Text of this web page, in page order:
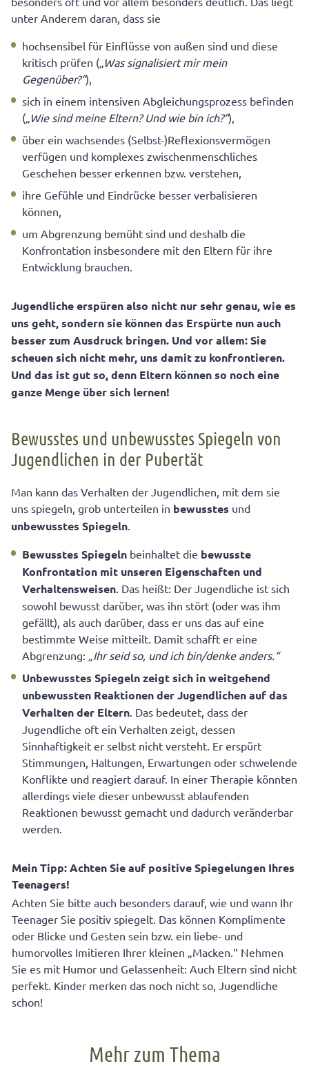
unter Anderem daran, dass sie
hochsensibel für Einflüsse von außen sind und diese
kritisch prüfen („Was signalisiert mir mein
Gegenüber?“),
sich in einem intensiven Abgleichungsprozess befinden
(„Wie sind meine Eltern? Und wie bin ich?“),
über ein wachsendes (Selbst-)Reflexionsvermögen
verfügen und komplexes zwischenmenschliches
Geschehen besser erkennen bzw. verstehen,
ihre Gefühle und Eindrücke besser verbalisieren
können,
um Abgrenzung bemüht sind und deshalb die
Konfrontation insbesondere mit den Eltern für ihre
Entwicklung brauchen.
Jugendliche erspüren also nicht nur sehr genau, wie es
uns geht, sondern sie können das Erspürte nun auch
besser zum Ausdruck bringen. Und vor allem: Sie
scheuen sich nicht mehr, uns damit zu konfrontieren.
Und das ist gut so, denn Eltern können so noch eine
ganze Menge über sich lernen!
Bewusstes und unbewusstes Spiegeln von
Jugendlichen in der Pubertät
Man kann das Verhalten der Jugendlichen, mit dem sie
uns spiegeln, grob unterteilen in bewusstes und
unbewusstes Spiegeln.
Bewusstes Spiegeln beinhaltet die bewusste
Konfrontation mit unseren Eigenschaften und
Verhaltensweisen. Das heißt: Der Jugendliche ist sich
sowohl bewusst darüber, was ihn stört (oder was ihm
gefällt), als auch darüber, dass er uns das auf eine
bestimmte Weise mitteilt. Damit schafft er eine
Abgrenzung: „Ihr seid so, und ich bin/denke anders.“
Unbewusstes Spiegeln zeigt sich in weitgehend
unbewussten Reaktionen der Jugendlichen auf das
Verhalten der Eltern. Das bedeutet, dass der
Jugendliche oft ein Verhalten zeigt, dessen
Sinnhaftigkeit er selbst nicht versteht. Er erspürt
Stimmungen, Haltungen, Erwartungen oder schwelende
Konflikte und reagiert darauf. In einer Therapie könnten
allerdings viele dieser unbewusst ablaufenden
Reaktionen bewusst gemacht und dadurch veränderbar
werden.
Mein Tipp: Achten Sie auf positive Spiegelungen Ihres
Teenagers!
Achten Sie bitte auch besonders darauf, wie und wann Ihr
Teenager Sie positiv spiegelt. Das können Komplimente
oder Blicke und Gesten sein bzw. ein liebe- und
humorvolles Imitieren Ihrer kleinen „Macken.“ Nehmen
Sie es mit Humor und Gelassenheit: Auch Eltern sind nicht
perfekt. Kinder merken das noch nicht so, Jugendliche
schon!
Mehr zum Thema